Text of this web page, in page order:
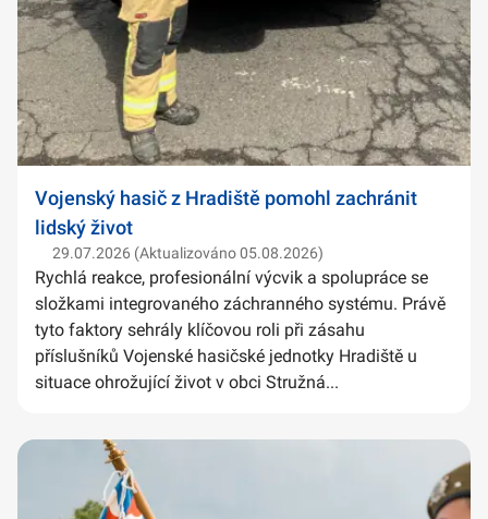
Vojenský hasič z Hradiště pomohl zachránit
lidský život
29.07.2026 (Aktualizováno 05.08.2026)
Rychlá reakce, profesionální výcvik a spolupráce se
složkami integrovaného záchranného systému. Právě
tyto faktory sehrály klíčovou roli při zásahu
příslušníků Vojenské hasičské jednotky Hradiště u
situace ohrožující život v obci Stružná...